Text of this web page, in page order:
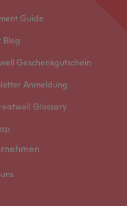
Guide
Blog
Geschenkgutschein
Anmeldung
Glossary